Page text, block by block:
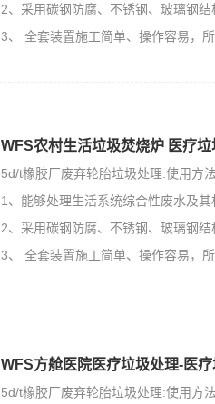
2、采用碳钢防腐、不锈钢、玻璃钢
3、 全套装置施工简单、操作容易，
WFS农村生活垃圾焚烧炉 医疗
5d/t橡胶厂废弃轮胎垃圾处理:使用方
1、能够处理生活系统综合性废水及
2、采用碳钢防腐、不锈钢、玻璃钢
3、 全套装置施工简单、操作容易，
WFS方舱医院医疗垃圾处理-医
5d/t橡胶厂废弃轮胎垃圾处理:使用方